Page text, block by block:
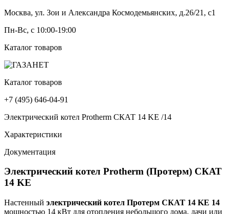
Москва, ул. Зои и Александра Космодемьянских, д.26/21, с1
Пн-Вс, с 10:00-19:00
Каталог товаров
Каталог товаров
+7 (495) 646-04-91
Электрический котел Protherm СКАТ 14 KE /14
Характеристики
Документация
Электрический котел Protherm (Протерм) СКАТ
14 KE
Настенный электрический котел Протерм СКАТ 14 KE 14
мощностью 14 кВт для отопления небольшого дома, дачи или